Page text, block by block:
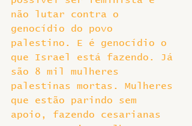
não lutar contra o
genocídio do povo
palestino. E é genocídio o
que Israel está fazendo. Já
são 8 mil mulheres
palestinas mortas. Mulheres
que estão parindo sem
apoio, fazendo cesarianas